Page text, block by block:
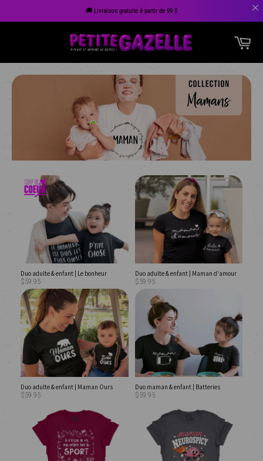
🚚 Livraison gratuite à partir de 99 $
Duo adulte & enfant | Le bonheur
$59.95
Duo adulte & enfant | Maman d'amour
$59.95
Duo adulte & enfant | Maman Ours
$59.95
Duo maman & enfant | Batteries
$59.95